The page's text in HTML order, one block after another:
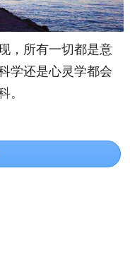
，所有一切都是意
学还是心灵学都会
。